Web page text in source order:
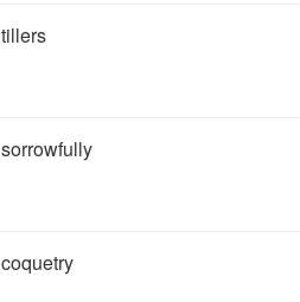
tillers
sorrowfully
coquetry